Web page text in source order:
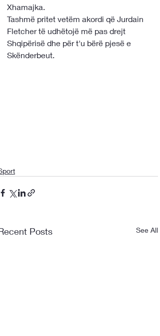
Xhamajka.
Tashmë pritet vetëm akordi që Jurdain
Fletcher të udhëtojë më pas drejt
Shqipërisë dhe për t'u bërë pjesë e
Skënderbeut.
Posts See All